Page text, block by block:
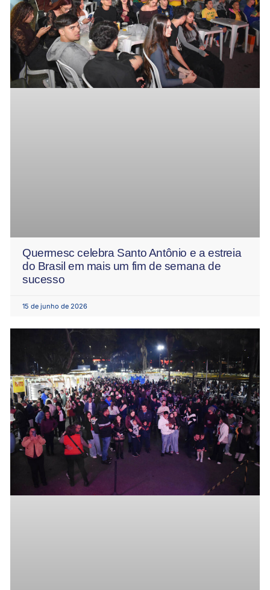
Quermesc celebra Santo Antônio e a estreia
do Brasil em mais um fim de semana de
sucesso
15 de junho de 2026